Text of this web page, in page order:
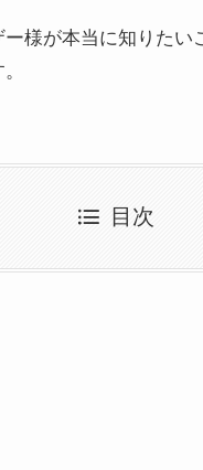
様が本当に知りた
目次